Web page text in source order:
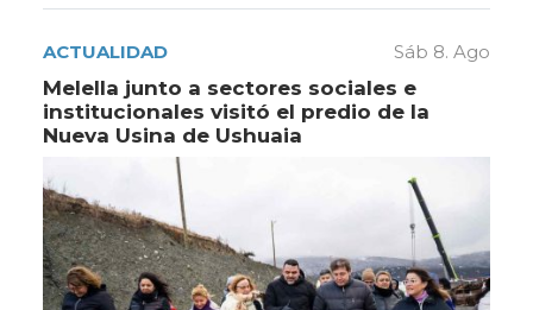
ACTUALIDAD Sáb 8. Ago
Melella junto a sectores sociales e
institucionales visitó el predio de la
Nueva Usina de Ushuaia